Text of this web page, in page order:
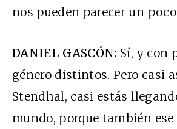
nos pueden parecer un
DANIEL GASCÓN: Sí, y con
género distintos. Pero casi
Stendhal, casi estás
mundo, porque también ese